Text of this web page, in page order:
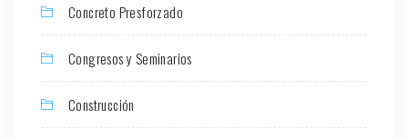
Concreto Presforzado
Congresos y Seminarios
Construcción